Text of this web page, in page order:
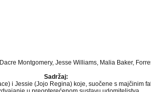
Montgomery, Jesse Williams, Malia Baker,
Sadržaj:
i Jessie (Jojo Regina) koje, suočene s majčinim